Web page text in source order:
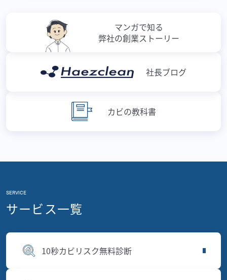
カビの教科書
社長ブログ
マンガで知る
弊社の創業ストーリー
SERVICE
サービス一覧
10秒カビリスク無料診断